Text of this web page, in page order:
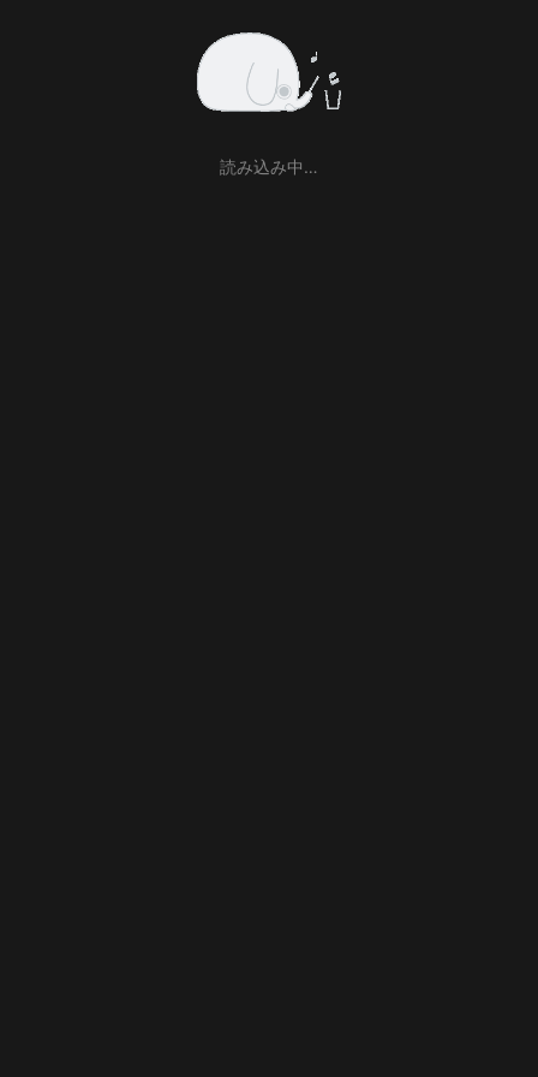
読み込み中…